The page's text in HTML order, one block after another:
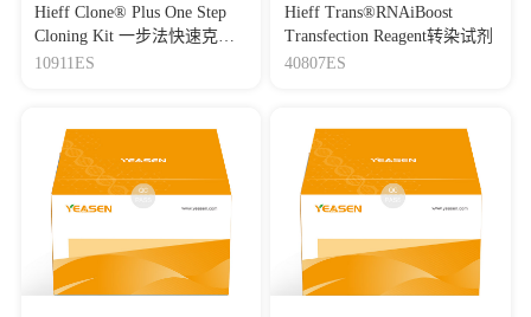
Hieff Clone® Plus One Step
Cloning Kit 一步法快速克隆
试剂盒
10911ES
Hieff Trans®RNAiBoost
Transfection Reagent转染试剂
40807ES